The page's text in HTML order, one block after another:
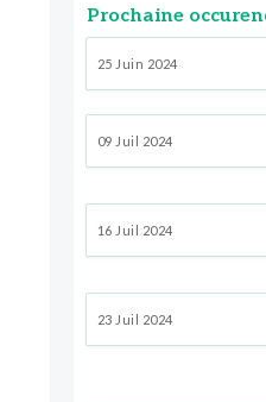
Prochaine
25 Juin 2024
09 Juil 2024
16 Juil 2024
23 Juil 2024